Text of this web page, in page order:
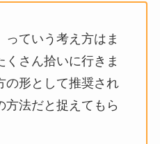
っていう考え方はま
くさん拾いに行きま
の形として推奨され
方法だと捉えてもら